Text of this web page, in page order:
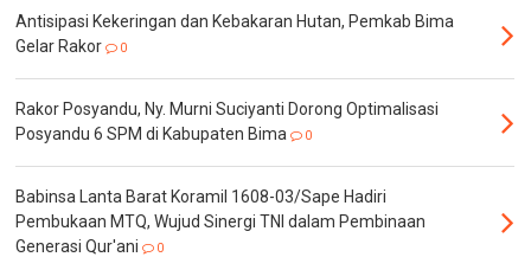
Antisipasi Kekeringan dan Kebakaran Hutan, Pemkab Bima
Gelar Rakor
0
Rakor Posyandu, Ny. Murni Suciyanti Dorong Optimalisasi
Posyandu 6 SPM di Kabupaten Bima
0
Babinsa Lanta Barat Koramil 1608-03/Sape Hadiri
Pembukaan MTQ, Wujud Sinergi TNI dalam Pembinaan
Generasi Qur'ani
0